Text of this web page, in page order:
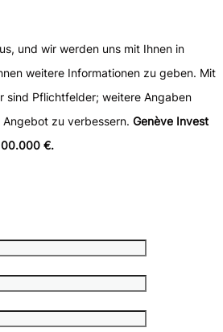
und wir werden uns mit Ihnen in
weitere Informationen zu geben. Mit
sind Pflichtfelder; weitere Angaben
zu verbessern. Genève Invest
€.